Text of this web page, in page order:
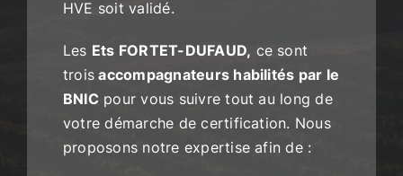
HVE soit validé.
Les Ets FORTET-DUFAUD, ce sont
trois accompagnateurs habilités par le
BNICpour vous suivre tout au long de
votre démarche de certification. Nous
proposons notre expertise afin de :